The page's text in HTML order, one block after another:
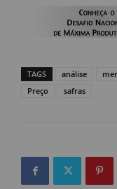
TAGS análise
Preço
safras